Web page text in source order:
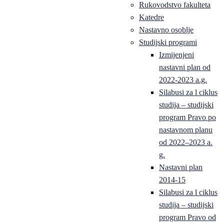
Rukovodstvo fakulteta
Katedre
Nastavno osoblje
Studijski programi
Izmijenjeni
nastavni plan od
2022-2023 a.g.
Silabusi za l ciklus
studija – studijski
program Pravo po
nastavnom planu
od 2022–2023 a.
g.
Nastavni plan
2014-15
Silabusi za l ciklus
studija – studijski
program Pravo od